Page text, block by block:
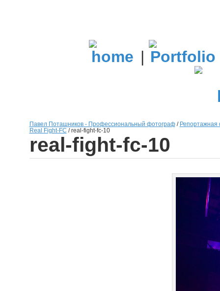
|
Павел Поташников - Профессиональный фотограф/ Репортажная
Real Fight-FC /real-fight-fc-10
real-fight-fc-10